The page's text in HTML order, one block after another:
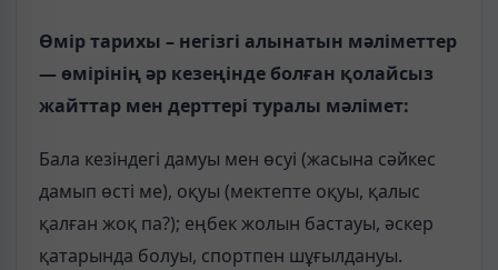
Өмір тарихы – негізгі алынатын мәліметтер
— өмірінің әр кезеңінде болған қолайсыз
жайттар мен дерттері туралы мәлімет:
Бала кезіндегі дамуы мен өсуі (жасына сәйкес
дамып өсті ме), оқуы (мектепте оқуы, қалыс
қалған жоқ па?); еңбек жолын бастауы, әскер
қатарында болуы, спортпен шұғылдануы.